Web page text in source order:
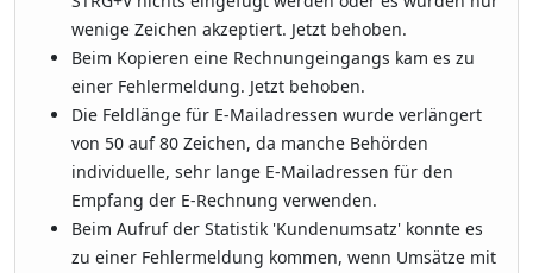
wenige Zeichen akzeptiert. Jetzt behoben.
Beim Kopieren eine Rechnungeingangs kam es zu
einer Fehlermeldung. Jetzt behoben.
Die Feldlänge für E-Mailadressen wurde verlängert
von 50 auf 80 Zeichen, da manche Behörden
individuelle, sehr lange E-Mailadressen für den
Empfang der E-Rechnung verwenden.
Beim Aufruf der Statistik 'Kundenumsatz' konnte es
zu einer Fehlermeldung kommen, wenn Umsätze mit